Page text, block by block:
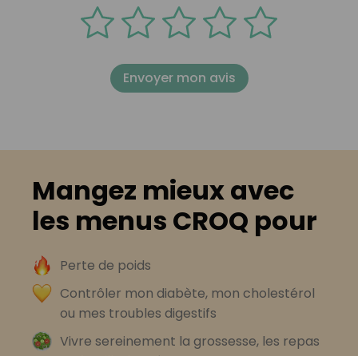
Envoyer mon avis
Mangez mieux avec
les menus CROQ pour
Perte de poids
Contrôler mon diabète, mon cholestérol
ou mes troubles digestifs
Vivre sereinement la grossesse, les repas